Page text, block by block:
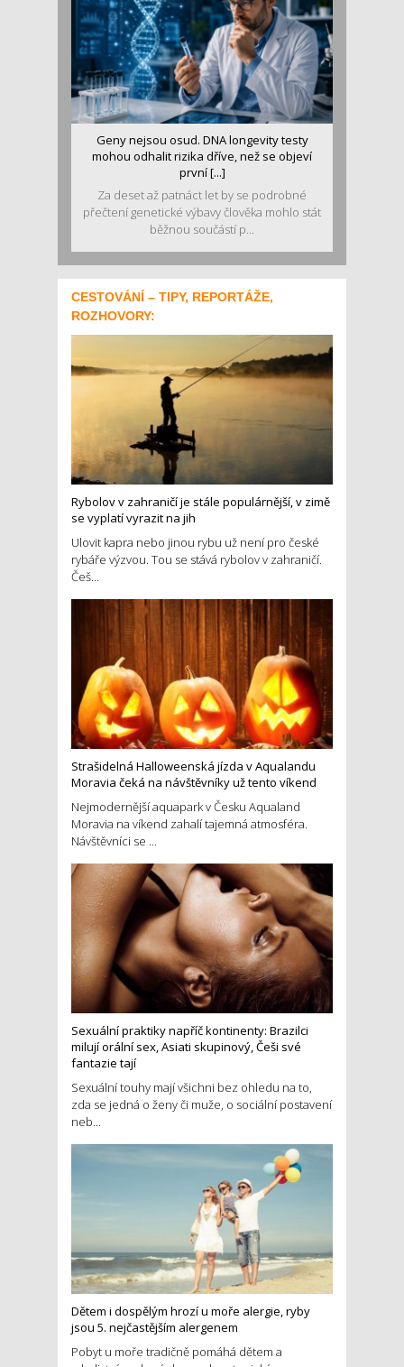
Geny nejsou osud. DNA longevity testy
mohou odhalit rizika dříve, než se objeví
první [...]
Za deset až patnáct let by se podrobné
přečtení genetické výbavy člověka mohlo stát
běžnou součástí p...
CESTOVÁNÍ – TIPY, REPORTÁŽE,
ROZHOVORY:
Rybolov v zahraničí je stále populárnější, v zimě
se vyplatí vyrazit na jih
Ulovit kapra nebo jinou rybu už není pro české
rybáře výzvou. Tou se stává rybolov v zahraničí.
Češ...
Strašidelná Halloweenská jízda v Aqualandu
Moravia čeká na návštěvníky už tento víkend
Nejmodernější aquapark v Česku Aqualand
Moravia na víkend zahalí tajemná atmosféra.
Návštěvníci se ...
Sexuální praktiky napříč kontinenty: Brazilci
milují orální sex, Asiati skupinový, Češi své
fantazie tají
Sexuální touhy mají všichni bez ohledu na to,
zda se jedná o ženy či muže, o sociální postavení
neb...
Dětem i dospělým hrozí u moře alergie, ryby
jsou 5. nejčastějším alergenem
Pobyt u moře tradičně pomáhá dětem a